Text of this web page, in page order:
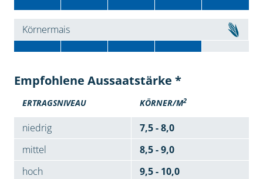
Körnermais
Empfohlene Aussaatstärke *
ERTRAGSNIVEAU KÖRNER/M2
niedrig
7,5 - 8,0
mittel
8,5 - 9,0
hoch
9,5 - 10,0